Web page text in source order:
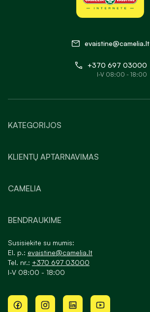
evaistine@camelia.lt
+370 697 03000
I-V 08:00 - 18:00
KATEGORIJOS
KLIENTŲ APTARNAVIMAS
CAMELIA
BENDRAUKIME
Susisiekite su mumis:
El. p.: evaistine@camelia.lt
Tel. nr.: +370 697 03000
I-V 08:00 - 18:00